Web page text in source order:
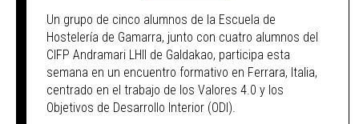
Un grupo de cinco alumnos de la Escuela de
Hostelería de Gamarra, junto con cuatro alumnos del
CIFP Andramari LHII de Galdakao, participa esta
semana en un encuentro formativo en Ferrara, Italia,
centrado en el trabajo de los Valores 4.0 y los
Objetivos de Desarrollo Interior (ODI).